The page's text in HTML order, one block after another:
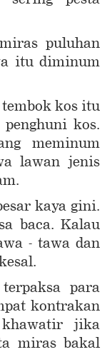
puluhan
itu diminum
kos itu
kos.
meminum
lawan jenis
kaya gini.
baca. Kalau
- tawa dan
para
kontrakan
jika
miras bakal